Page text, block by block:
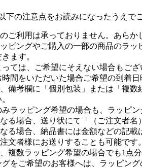
下の注意点をお読みになったうえで
ご利用は承っておりません。あらか
ピングやご購入の一部の商品のラ
ます。
ては、ご希望にそえない場合もご
間をいただいた場合ご希望の到着
備考欄に「個別包装」または「複
ラッピング希望の場合も、ラッピ
る場合、送り状にて「（ご注文者名
る場合、納品書には金額などの記
文者様にお送りすることも可能です
複数ラッピング希望の場合でも1点
をご希望のお客様へは、ラッピン